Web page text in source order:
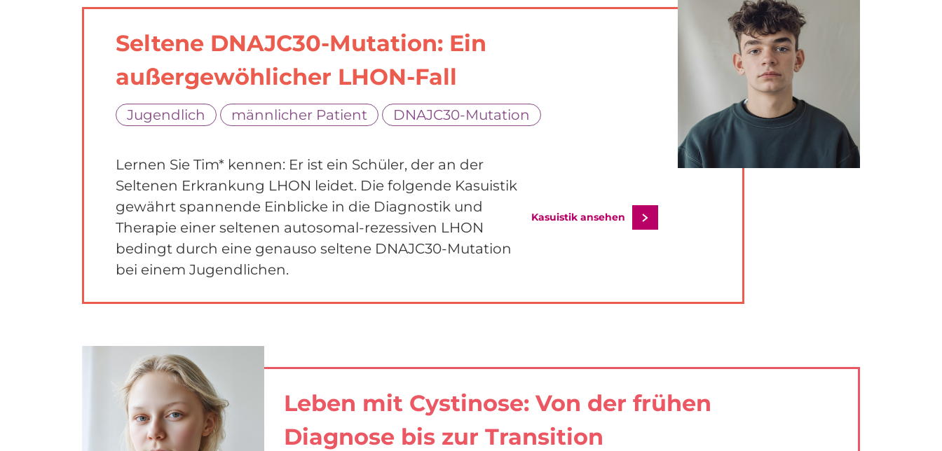
Seltene DNAJC30-Mutation: Ein
außergewöhlicher LHON-Fall
Jugendlich männlicher Patient DNAJC30-Mutation
Lernen Sie Tim* kennen: Er ist ein Schüler, der an der
Seltenen Erkrankung LHON leidet. Die folgende Kasuistik
gewährt spannende Einblicke in die Diagnostik und
Therapie einer seltenen autosomal-rezessiven LHON
bedingt durch eine genauso seltene DNAJC30-Mutation
bei einem Jugendlichen.
Kasuistik ansehen
Leben mit Cystinose: Von der frühen
Diagnose bis zur Transition